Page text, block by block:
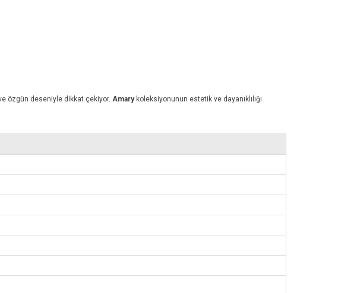
özgün deseniyle dikkat çekiyor. Amarykoleksiyonunun estetik ve dayanıklılığı